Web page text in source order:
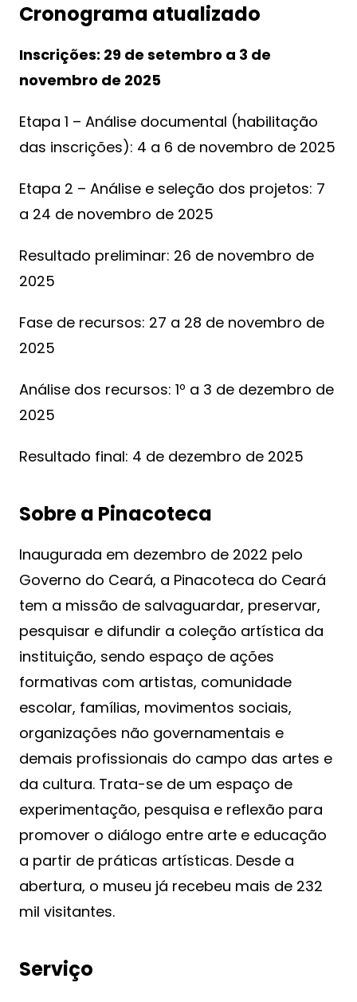
Cronograma atualizado
Inscrições: 29 de setembro a 3 de
novembro de 2025
Etapa 1 – Análise documental (habilitação
das inscrições): 4 a 6 de novembro de 2025
Etapa 2 – Análise e seleção dos projetos: 7
a 24 de novembro de 2025
Resultado preliminar: 26 de novembro de
2025
Fase de recursos: 27 a 28 de novembro de
2025
Análise dos recursos: 1º a 3 de dezembro de
2025
Resultado final: 4 de dezembro de 2025
Sobre a Pinacoteca
Inaugurada em dezembro de 2022 pelo
Governo do Ceará, a Pinacoteca do Ceará
tem a missão de salvaguardar, preservar,
pesquisar e difundir a coleção artística da
instituição, sendo espaço de ações
formativas com artistas, comunidade
escolar, famílias, movimentos sociais,
organizações não governamentais e
demais profissionais do campo das artes e
da cultura. Trata-se de um espaço de
experimentação, pesquisa e reflexão para
promover o diálogo entre arte e educação
a partir de práticas artísticas. Desde a
abertura, o museu já recebeu mais de 232
mil visitantes.
Serviço